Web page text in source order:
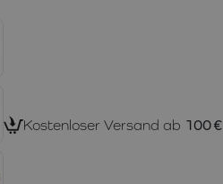
Kostenloser Versand ab 100 €